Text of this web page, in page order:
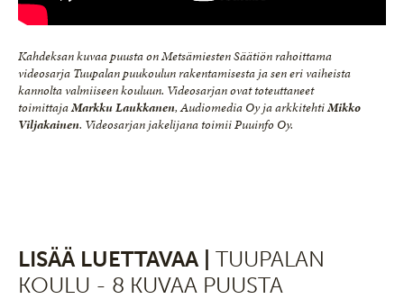
Kahdeksan kuvaa puusta on Metsämiesten Säätiön rahoittama
videosarja Tuupalan puukoulun rakentamisesta ja sen eri vaiheista
kannolta valmiiseen kouluun. Videosarjan ovat toteuttaneet
toimittajaMarkku Laukkanen, Audiomedia Oy ja arkkitehtiMikko
Viljakainen. Videosarjan jakelijana toimii Puuinfo Oy.
LISÄÄ LUETTAVAA | TUUPALAN
KOULU - 8 KUVAA PUUSTA